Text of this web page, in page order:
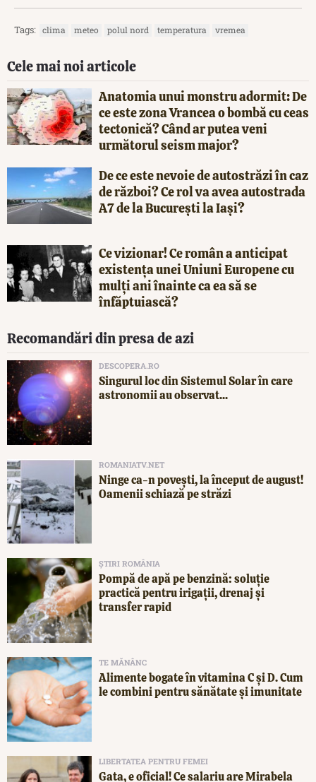
Tags: clima meteo polul nord temperatura vremea
Cele mai noi articole
Anatomia unui monstru adormit: De
ce este zona Vrancea o bombă cu ceas
tectonică? Când ar putea veni
următorul seism major?
De ce este nevoie de autostrăzi în caz
de război? Ce rol va avea autostrada
A7 de la București la Iași?
Ce vizionar! Ce român a anticipat
existența unei Uniuni Europene cu
mulți ani înainte ca ea să se
înfăptuiască?
Recomandări din presa de azi
DESCOPERA.RO
Singurul loc din Sistemul Solar în care
astronomii au observat...
ROMANIATV.NET
Ninge ca-n povești, la început de august!
Oamenii schiază pe străzi
ȘTIRI ROMÂNIA
Pompă de apă pe benzină: soluție
practică pentru irigații, drenaj și
transfer rapid
TE MĂNÂNC
Alimente bogate în vitamina C și D. Cum
le combini pentru sănătate și imunitate
LIBERTATEA PENTRU FEMEI
Gata, e oficial! Ce salariu are Mirabela